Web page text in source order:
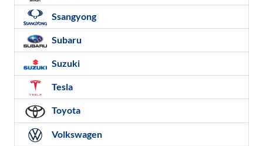
Ssangyong
Subaru
Suzuki
Tesla
Toyota
Volkswagen